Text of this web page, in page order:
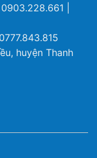
|
huyện Thanh